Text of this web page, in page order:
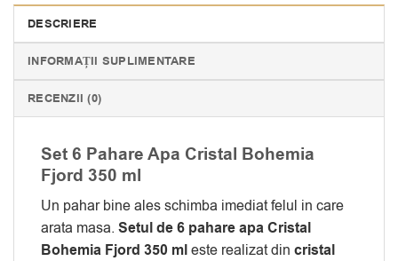
DESCRIERE
INFORMAȚII SUPLIMENTARE
RECENZII (0)
Set 6 Pahare Apa Cristal Bohemia
Fjord 350 ml
Un pahar bine ales schimba imediat felul in care
arata masa. Setul de 6 pahare apa Cristal
Bohemia Fjord 350 mleste realizat din cristal